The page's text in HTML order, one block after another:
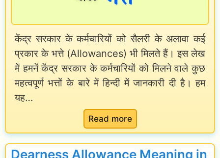
e
:
T
o
u
T
A
औ
e
T
r
a
v
e
C
o
n
केंद्र सरकार के कर्मचारियों को सैलरी के अलावा कई
प्रकार के भत्ते (Allowances) भी मिलते हैं। इस लेख
में हमनें केंद्र सरकार के कर्मचारियों को मिलने वाले कुछ
महत्वपूर्ण भत्तों के बारे में हिन्दी में जानकारी दी है। हम
यह…
Read more:
A
l
Dearness Allowance Meaning in